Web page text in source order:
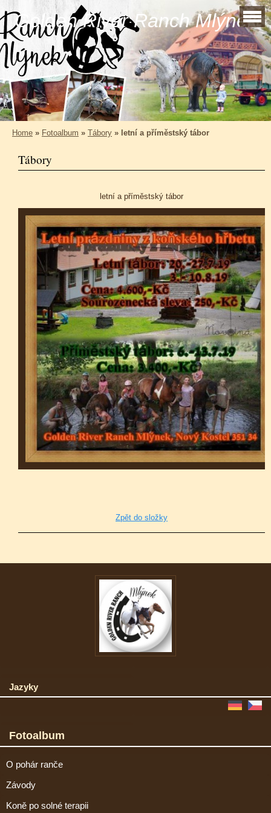
Golden River Ranch Mlýnek
Home » Fotoalbum » Tábory » letní a příměstský tábor
Tábory
letní a příměstský tábor
Zpět do složky
Jazyky
Fotoalbum
O pohár ranče
Závody
Koně po solné terapii